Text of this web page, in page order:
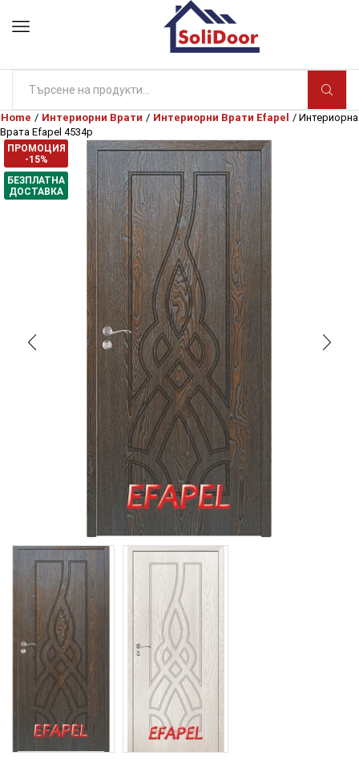
input
Home / Интериорни Врати / Интериорни Врати Efapel / Интериорна
Врата Efapel 4534p
ПРОМОЦИЯ
-15%
БЕЗПЛАТНА
ДОСТАВКА